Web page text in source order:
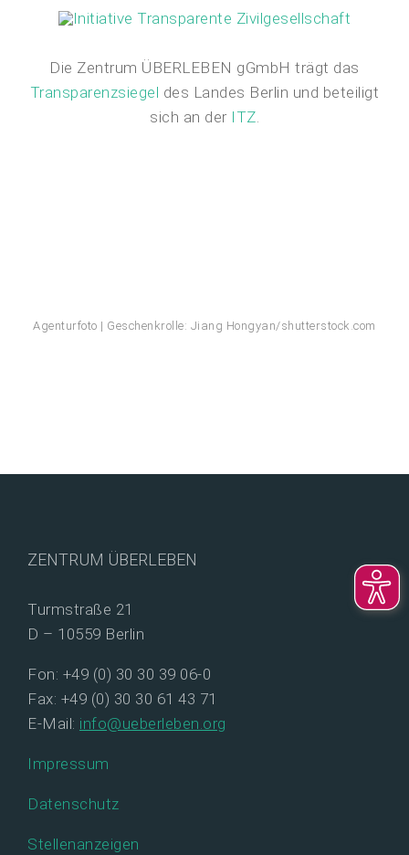
Die Zentrum ÜBERLEBEN gGmbH trägt das
Transparenzsiegel des Landes Berlin und beteiligt
sich an der ITZ.
Agenturfoto | Geschenkrolle: Jiang Hongyan/shutterstock.com
ZENTRUM ÜBERLEBEN
Turmstraße 21
D – 10559 Berlin
Fon: +49 (0) 30 30 39 06-0
Fax: +49 (0) 30 30 61 43 71
E-Mail: info@ueberleben.org
Impressum
Datenschutz
Stellenanzeigen